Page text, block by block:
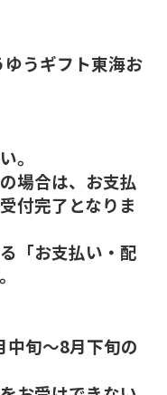
うギフト東海お
。
場合は、お支払
付完了となりま
「お支払い・配
旬～8月下旬の